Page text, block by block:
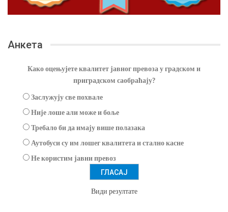
Анкета
Како оцењујете квалитет јавног превоза у градском и
приградском саобраћају?
Заслужују све похвале
Није лоше али може и боље
Требало би да имају више полазака
Аутобуси су им лошег квалитета и стално касне
Не користим јавни превоз
Види резултате